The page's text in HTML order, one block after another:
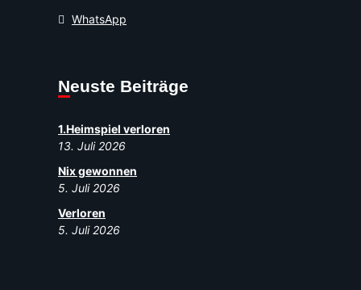
WhatsApp
Neuste Beiträge
1.Heimspiel verloren
13. Juli 2026
Nix gewonnen
5. Juli 2026
Verloren
5. Juli 2026